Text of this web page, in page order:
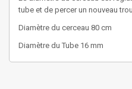
tube et de percer un nouveau
Diamètre du cerceau 80 cm
Diamètre du Tube 16 mm